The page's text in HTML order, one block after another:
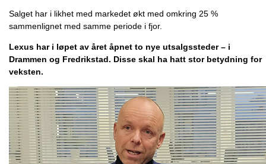
Salget har i likhet med markedet økt med omkring 25 %
sammenlignet med samme periode i fjor.
Lexus har i løpet av året åpnet to nye utsalgssteder – i
Drammen og Fredrikstad. Disse skal ha hatt stor betydning for
veksten.